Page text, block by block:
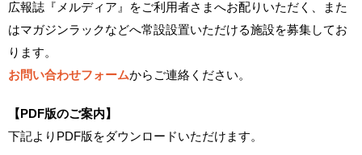
広報誌『メルディア』をご利用者さまへお配りいただく、また
はマガジンラックなどへ常設設置いただける施設を募集してお
ります。
お問い合わせフォームからご連絡ください。
【PDF版のご案内】
下記よりPDF版をダウンロードいただけます。